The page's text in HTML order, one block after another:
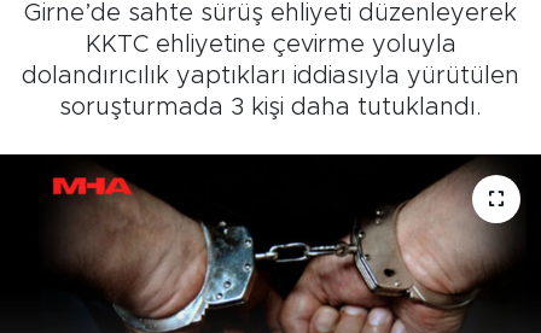
Girne’de sahte sürüş ehliyeti düzenleyerek
KKTC ehliyetine çevirme yoluyla
dolandırıcılık yaptıkları iddiasıyla yürütülen
soruşturmada 3 kişi daha tutuklandı.